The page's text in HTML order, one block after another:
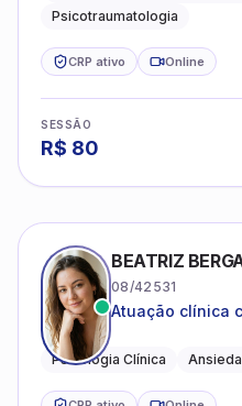
Psicotraumatologia
CRP ativo Online
SESSÃO
R$ 80
BEATRIZ
08/42531
Atuação clínica
Psicologia Clínica